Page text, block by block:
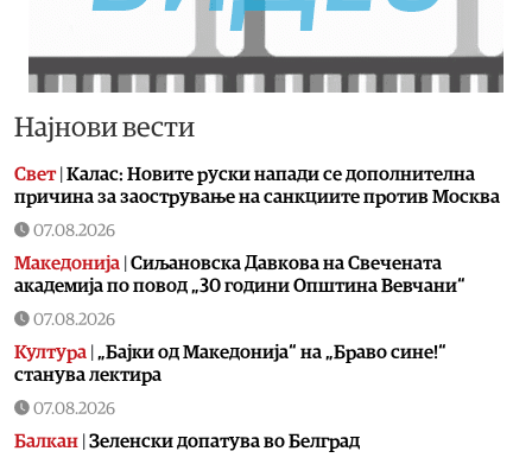
Најнови вести
Свет| Калас: Новите руски напади се дополнителна
причина за заострување на санкциите против Москва
07.08.2026
Македонија Сиљановска Давкова на Свечената
академија по повод „30 години Општина Вевчани“
07.08.2026
Култура „Бајки од Македонија“ на „Браво сине!“
станува лектира
07.08.2026
Балкан Зеленски допатува во Белград